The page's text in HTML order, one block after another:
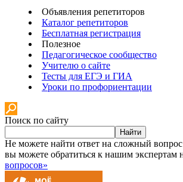
Объявления репетиторов
Каталог репетиторов
Бесплатная регистрация
Полезное
Педагогическое сообщество
Учителю о сайте
Тесты для ЕГЭ и ГИА
Уроки по профориентации
Поиск по сайту
Найти
Не можете найти ответ на сложный
вы можете обратиться к нашим экспертам
вопросов»